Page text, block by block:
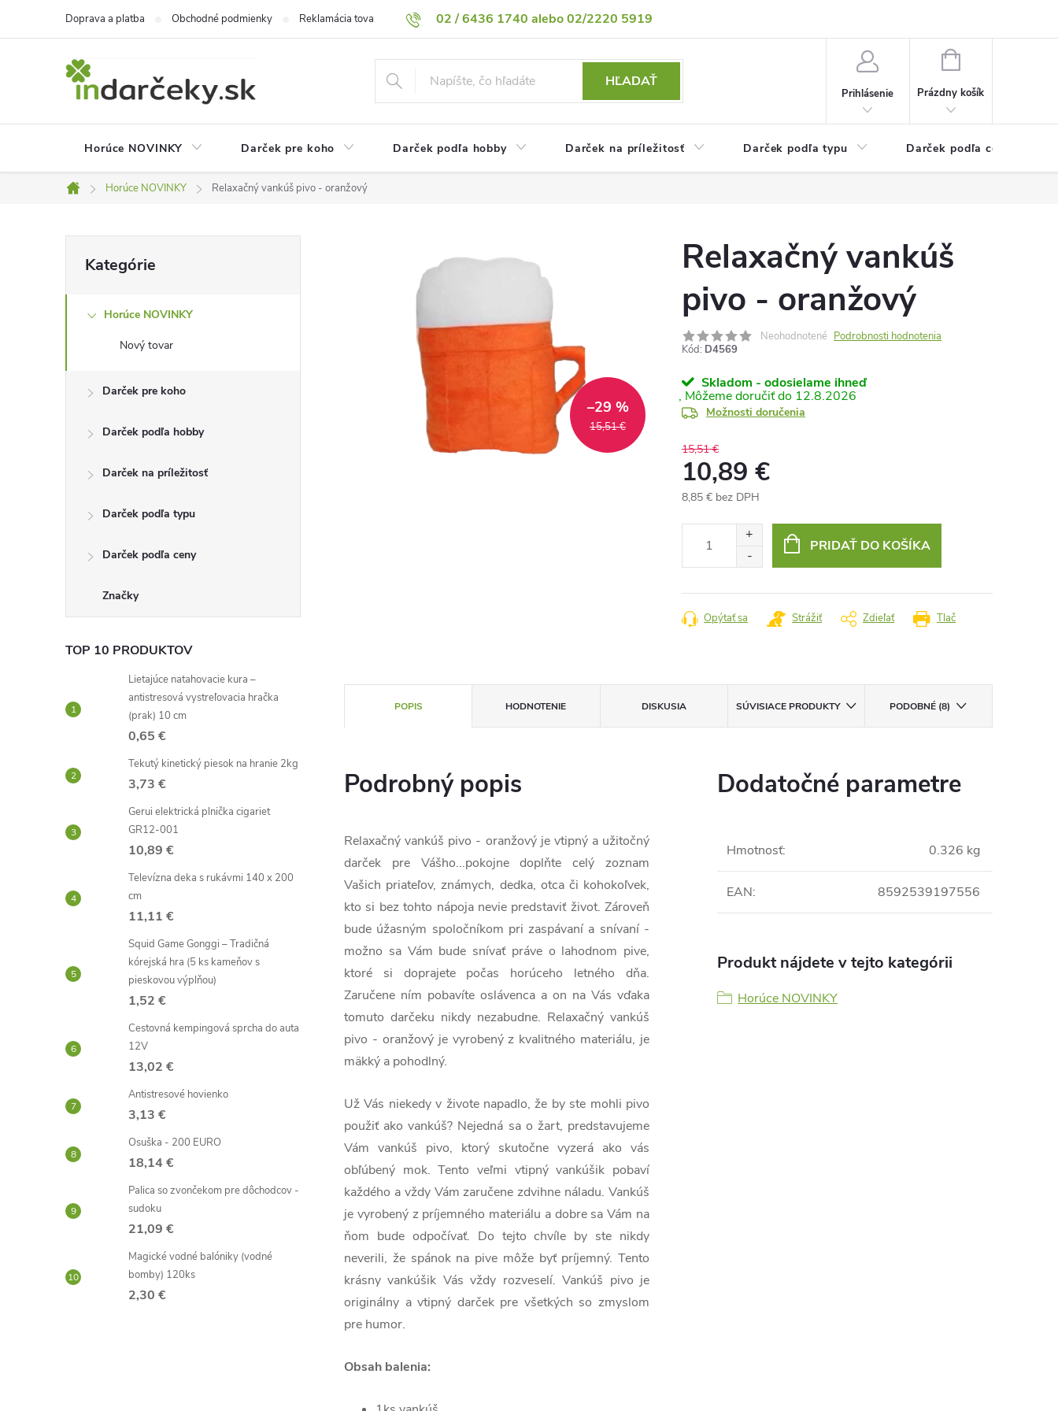
02 / 6436 1740 alebo 02/2220 5919
Doprava a platba Obchodné podmienky Reklamácia tovaru Vrátenie tovaru Podmienky ochrany osobných údajov
HĽADAŤ
Prihlásenie
NÁKUPNÝ
Prázdny košík
Horúce NOVINKY Darček pre koho Darček podľa hobby Darček na príležitosť Darček podľa typu Darček podľa ceny
Domov
Horúce NOVINKY Relaxačný vankúš pivo - oranžový
o
n
l
kategórie
Kategórie
Horúce NOVINKY
Nový tovar
Darček pre koho
Darček podľa hobby
Darček na príležitosť
Darček podľa typu
Darček podľa ceny
Značky
TOP 10 PRODUKTOV
Lietajúce natahovacie kura –
antistresová vystreľovacia hračka
(prak) 10 cm
0,65 €
Tekutý kinetický piesok na hranie 2kg
3,73 €
Gerui elektrická plnička cigariet
GR12-001
10,89 €
Televízna deka s rukávmi 140 x 200
cm
11,11 €
Squid Game Gonggi – Tradičná
kórejská hra (5 ks kameňov s
pieskovou výplňou)
1,52 €
Cestovná kempingová sprcha do auta
12V
13,02 €
Antistresové hovienko
3,13 €
Osuška - 200 EURO
18,14 €
Palica so zvončekom pre dôchodcov -
sudoku
21,09 €
Magické vodné balóniky (vodné
bomby) 120ks
2,30 €
15,51 €
–29 %
Relaxačný vankúš
pivo - oranžový
Neohodnotené Podrobnosti hodnotenia
Kód: D4569
Skladom - odosielame ihneď
12.8.2026
Možnosti doručenia
15,51 €
10,89 €
8,85 € bez DPH
PRIDAŤ DO KOŠÍKA
Tlač
Opýtať sa Strážiť Zdieľať
POPIS HODNOTENIE DISKUSIA SÚVISIACE PRODUKTY PODOBNÉ (8)
Podrobný popis
Relaxačný vankúš pivo - oranžový je vtipný a užitočný
darček pre Vášho...pokojne doplňte celý zoznam
Vašich priateľov, známych, dedka, otca či kohokoľvek,
kto si bez tohto nápoja nevie predstaviť život. Zároveň
bude úžasným spoločníkom pri zaspávaní a snívaní -
možno sa Vám bude snívať práve o lahodnom pive,
ktoré si doprajete počas horúceho letného dňa.
Zaručene ním pobavíte oslávenca a on na Vás vďaka
tomuto darčeku nikdy nezabudne. Relaxačný vankúš
pivo - oranžový je vyrobený z kvalitného materiálu, je
mäkký a pohodlný.
Už Vás niekedy v živote napadlo, že by ste mohli pivo
použiť ako vankúš? Nejedná sa o žart, predstavujeme
Vám vankúš pivo, ktorý skutočne vyzerá ako vás
obľúbený mok. Tento veľmi vtipný vankúšik pobaví
každého a vždy Vám zaručene zdvihne náladu. Vankúš
je vyrobený z príjemného materiálu a dobre sa Vám na
ňom bude odpočívať. Do tejto chvíle by ste nikdy
neverili, že spánok na pive môže byť príjemný. Tento
krásny vankúšik Vás vždy rozveselí. Vankúš pivo je
originálny a vtipný darček pre všetkých so zmyslom
pre humor.
Obsah balenia:
Dodatočné parametre
Hmotnosť: 0.326 kg
EAN: 8592539197556
Produkt nájdete v tejto kategórii
Horúce NOVINKY